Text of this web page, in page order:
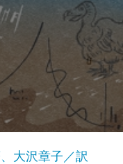
大沢章子／訳